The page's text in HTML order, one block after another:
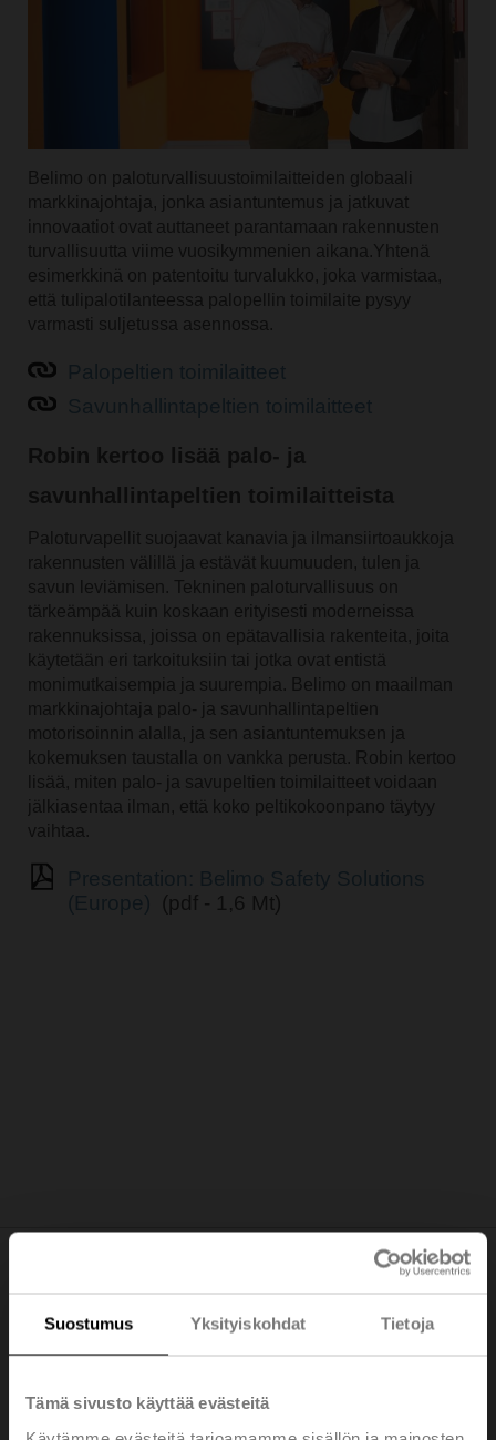
Suostumus Yksityiskohdat Tietoja
Tämä sivusto käyttää evästeitä
Belimo on paloturvallisuustoimilaitteiden globaali
markkinajohtaja, jonka asiantuntemus ja jatkuvat
innovaatiot ovat auttaneet parantamaan rakennusten
turvallisuutta viime vuosikymmenien aikana.Yhtenä
esimerkkinä on patentoitu turvalukko, joka varmistaa,
että tulipalotilanteessa palopellin toimilaite pysyy
varmasti suljetussa asennossa.
Robin kertoo lisää palo- ja
savunhallintapeltien toimilaitteista
Paloturvapellit suojaavat kanavia ja ilmansiirtoaukkoja
rakennusten välillä ja estävät kuumuuden, tulen ja
savun leviämisen. Tekninen paloturvallisuus on
tärkeämpää kuin koskaan erityisesti moderneissa
rakennuksissa, joissa on epätavallisia rakenteita, joita
käytetään eri tarkoituksiin tai jotka ovat entistä
monimutkaisempia ja suurempia. Belimo on maailman
markkinajohtaja palo- ja savunhallintapeltien
motorisoinnin alalla, ja sen asiantuntemuksen ja
kokemuksen taustalla on vankka perusta. Robin kertoo
lisää, miten palo- ja savupeltien toimilaitteet voidaan
jälkiasentaa ilman, että koko peltikokoonpano täytyy
vaihtaa.
(pdf - 1,6 Mt)